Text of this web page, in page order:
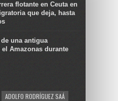
flotante en Ceuta en
que deja, hasta
una antigua
Amazonas durante
ADOLFO RODRÍGUEZ SAÁ